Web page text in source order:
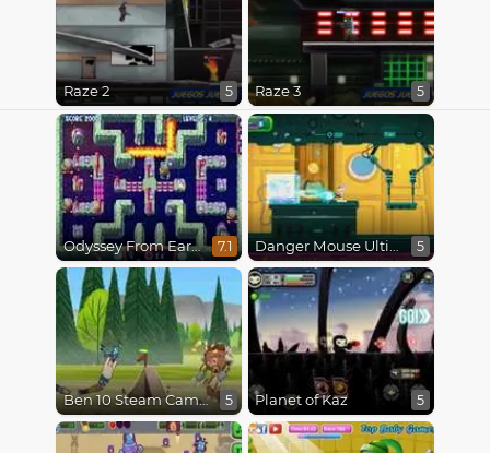
Raze 2 5 Raze 3 5
Odyssey From Earth To Space 7.1 Danger Mouse Ultimate 5
Ben 10 Steam Camp 5 Planet of Kaz 5